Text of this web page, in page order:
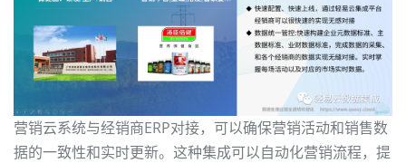
营销云系统与经销商ERP对接，可以确保营销活动和销售数
据的一致性和实时更新。这种集成可以自动化营销流程，提